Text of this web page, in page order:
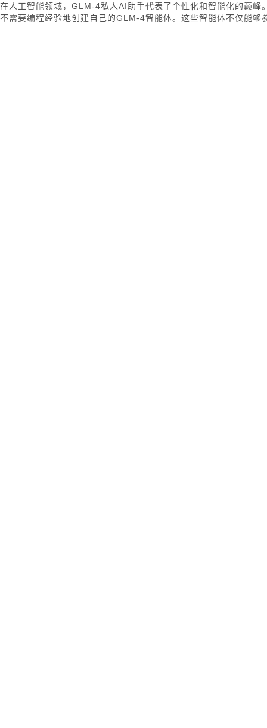
在人工智能领域，GLM-4私人AI助手代表了个性化和智能化的巅
不需要编程经验地创建自己的GLM-4智能体。这些智能体不仅能